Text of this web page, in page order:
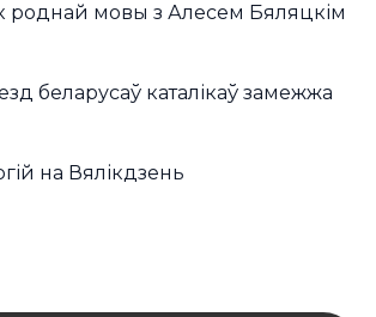
роднай мовы з Алесем Бяляцкім
беларусаў каталікаў замежжа
на Вялікдзень